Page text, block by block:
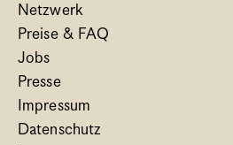
Netzwerk
Preise & FAQ
Jobs
Presse
Impressum
Datenschutz